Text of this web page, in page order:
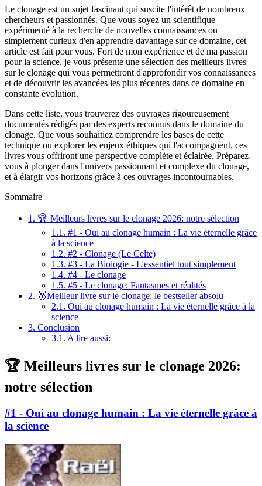
Le clonage est un sujet fascinant qui suscite l'intérêt de nombreux
chercheurs et passionnés. Que vous soyez un scientifique
expérimenté à la recherche de nouvelles connaissances ou
simplement curieux d'en apprendre davantage sur ce domaine, cet
article est fait pour vous. Fort de mon expérience et de ma passion
pour la science, je vous présente une sélection des meilleurs livres
sur le clonage qui vous permettront d'approfondir vos connaissances
et de découvrir les avancées les plus récentes dans ce domaine en
constante évolution.
Dans cette liste, vous trouverez des ouvrages rigoureusement
documentés rédigés par des experts reconnus dans le domaine du
clonage. Que vous souhaitiez comprendre les bases de cette
technique ou explorer les enjeux éthiques qui l'accompagnent, ces
livres vous offriront une perspective complète et éclairée. Préparez-
vous à plonger dans l'univers passionnant et complexe du clonage,
et à élargir vos horizons grâce à ces ouvrages incontournables.
Sommaire
1. 🏆 Meilleurs livres sur le clonage 2026: notre sélection
1.1. #1 - Oui au clonage humain : La vie éternelle grâce
à la science
1.2. #2 - Clonage (Le Celte)
1.3. #3 - La Biologie - L'essentiel tout simplement
1.4. #4 - Le clonage
1.5. #5 - Le clonage: Fantasmes et réalités
2. 🥇Meilleur livre sur le clonage: le bestseller absolu
2.1. Oui au clonage humain : La vie éternelle grâce à la
science
3. Conclusion
3.1. A lire aussi:
🏆 Meilleurs livres sur le clonage 2026:
notre sélection
#1 - Oui au clonage humain : La vie éternelle grâce à
la science